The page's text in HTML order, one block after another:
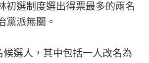
初選制度選出得票最多的兩名
黨派無關。
候選人，其中包括一人改名為